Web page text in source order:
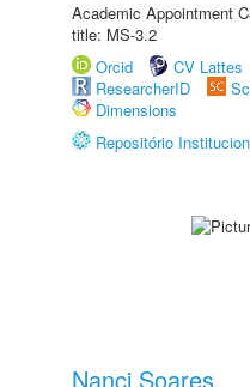
Academic Appointment
title: MS-3.2
Orcid
CV Lattes
ResearcherID
Dimensions
Repositório
Nanci Soares